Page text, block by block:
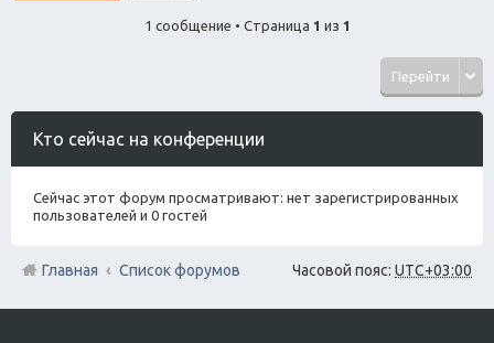
1 сообщение • Страница 1 из 1
Перейти
Кто сейчас на конференции
Сейчас этот форум просматривают: нет зарегистрированных
пользователей и 0 гостей
Часовой пояс: UTC+03:00
Главная Список форумов